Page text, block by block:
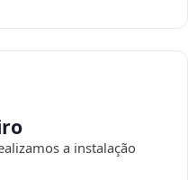
a instalação